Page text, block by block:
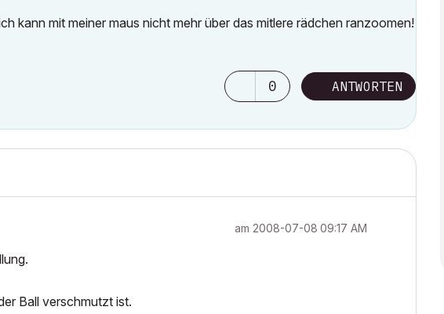
kann mit meiner maus nicht mehr über das mitlere rädchen ranzoomen!
0 ANTWORTEN
am ‎2008-07-08 09:17 AM
Ball verschmutzt ist.